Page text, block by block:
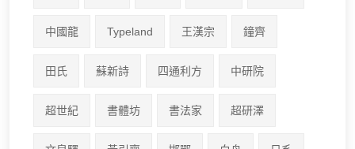
中國龍 Typeland 王漢宗 鐘齊
田氏 蘇新詩 四通利方 中研院
超世紀 書體坊 書法家 超研澤